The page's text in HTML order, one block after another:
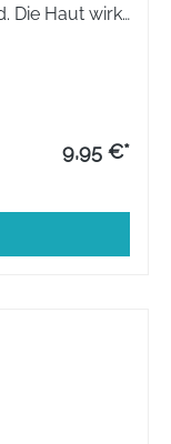
Die Haut wirkt
normale
9,95 €*